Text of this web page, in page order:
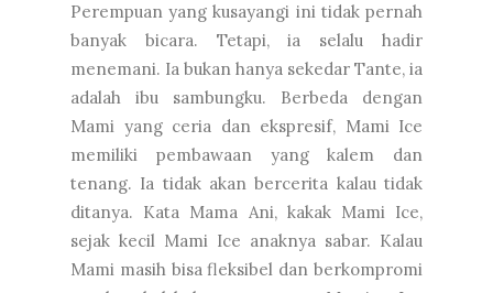
Perempuan yang kusayangi ini tidak pernah
banyak bicara. Tetapi, ia selalu hadir
menemani. Ia bukan hanya sekedar Tante, ia
adalah ibu sambungku. Berbeda dengan
Mami yang ceria dan ekspresif, Mami Ice
memiliki pembawaan yang kalem dan
tenang. Ia tidak akan bercerita kalau tidak
ditanya. Kata Mama Ani, kakak Mami Ice,
sejak kecil Mami Ice anaknya sabar. Kalau
Mami masih bisa fleksibel dan berkompromi